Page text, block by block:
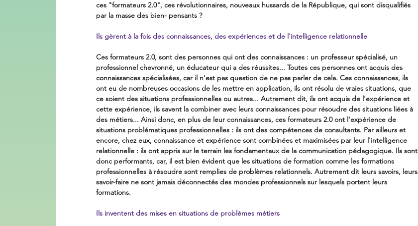
ces "formateurs 2.0", ces révolutionnaires, nouveaux hussards de la République, qui sont disqualifiés
par la masse des bien- pensants ?
Ils gèrent à la fois des connaissances, des expériences et de l'intelligence relationnelle
Ces formateurs 2.0, sont des personnes qui ont des connaissances : un professeur spécialisé, un
professionnel chevronné, un éducateur qui a des réussites... Toutes ces personnes ont acquis des
connaissances spécialisées, car il n'est pas question de ne pas parler de cela. Ces connaissances, ils
ont eu de nombreuses occasions de les mettre en application, ils ont résolu de vraies situations, que
ce soient des situations professionnelles ou autres... Autrement dit, ils ont acquis de l'expérience et
cette expérience, ils savent la combiner avec leurs connaissances pour résoudre des situations liées à
des métiers... Ainsi donc, en plus de leur connaissances, ces formateurs 2.0 ont l'expérience de
situations problématiques professionnelles : ils ont des compétences de consultants. Par ailleurs et
encore, chez eux, connaissance et expérience sont combinées et maximisées par leur l'intelligence
relationnelle : ils ont appris sur le terrain les fondamentaux de la communication pédagogique. Ils sont
donc performants, car, il est bien évident que les situations de formation comme les formations
professionnelles à résoudre sont remplies de problèmes relationnels. Autrement dit leurs savoirs, leurs
savoir-faire ne sont jamais déconnectés des mondes professionnels sur lesquels portent leurs
formations.
Ils inventent des mises en situations de problèmes métiers